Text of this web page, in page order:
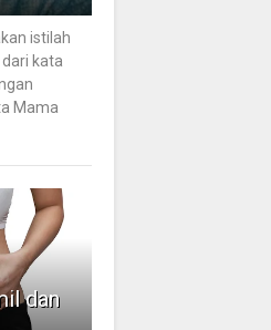
istilah
kata
Mama
dan